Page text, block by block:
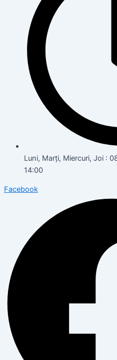
Luni, Marți, Miercuri, Joi :
14:00
Facebook